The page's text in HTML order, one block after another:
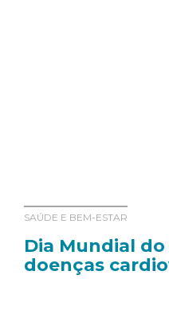
SAÚDE E BEM-ESTAR
Dia Mundial do
doenças